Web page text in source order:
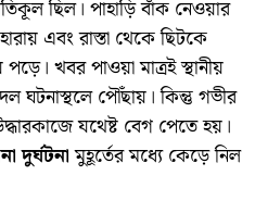
ছিল। পাহাড়ি বাঁক নেওয়ার
এবং রাস্তা থেকে ছিটকে
খবর পাওয়া মাত্রই স্থানীয়
ঘটনাস্থলে পৌঁছায়। কিন্তু গভীর
যথেষ্ট বেগ পেতে হয়।
দুর্ঘটনামুহূর্তের মধ্যে কেড়ে নিল